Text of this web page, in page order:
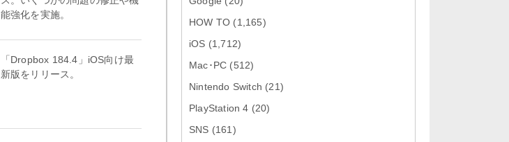
能強化を実施。
「Dropbox 184.4」iOS向け最
新版をリリース。
「Google カレンダー 26.29.4」iOS
向け最新版をリリース。...
「Instagram 441.0.0」iOS向け最新
「Google ドライブ - 安全なオンラ
HOW TO (1,165)
iOS (1,712)
Mac･PC (512)
Nintendo Switch (21)
PlayStation 4 (20)
SNS (161)